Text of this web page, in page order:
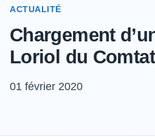
ACTUALITÉ
Chargement
Loriol du
01 février 2020